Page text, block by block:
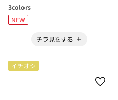
3colors
NEW
チラ見をする
イチオシ